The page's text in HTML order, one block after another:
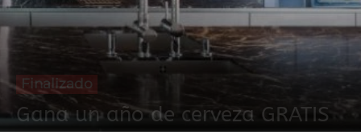
Finalizado
Gana un año de cerveza GRATIS